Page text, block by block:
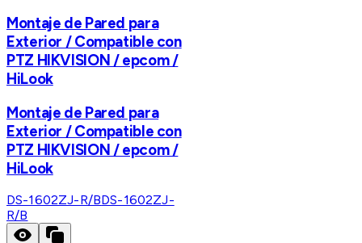
Montaje de Pared para
Exterior / Compatible con
PTZ HIKVISION / epcom /
HiLook
Montaje de Pared para
Exterior / Compatible con
PTZ HIKVISION / epcom /
HiLook
DS-1602ZJ-R/BDS-1602ZJ-
R/B